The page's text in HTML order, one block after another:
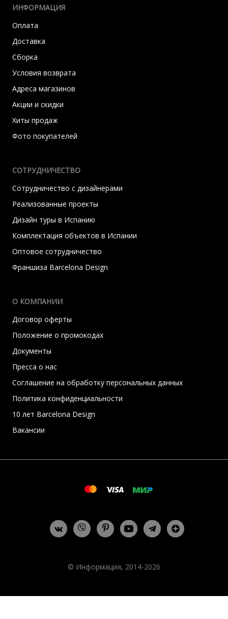
ИНФОРМАЦИЯ
Оплата
Доставка
Сборка
Условия возврата
Адреса магазинов
Акции и скидки
Хиты продаж
Фото покупателей
СОТРУДНИЧЕСТВО
Сотрудничество с дизайнерами
Реализованные проекты
Дизайн туры в Испанию
Комплектация объектов в Испании
Оптовое сотрудничество
Франшиза Barcelona Design
О КОМПАНИИ
Договор оферты
Положение о промокодах
Документы
Пресса о нас
Соглашение на обработку персональных данных
Политика конфиденциальности
10 лет Barcelona Design
Вакансии
© Информация, 2014-2026